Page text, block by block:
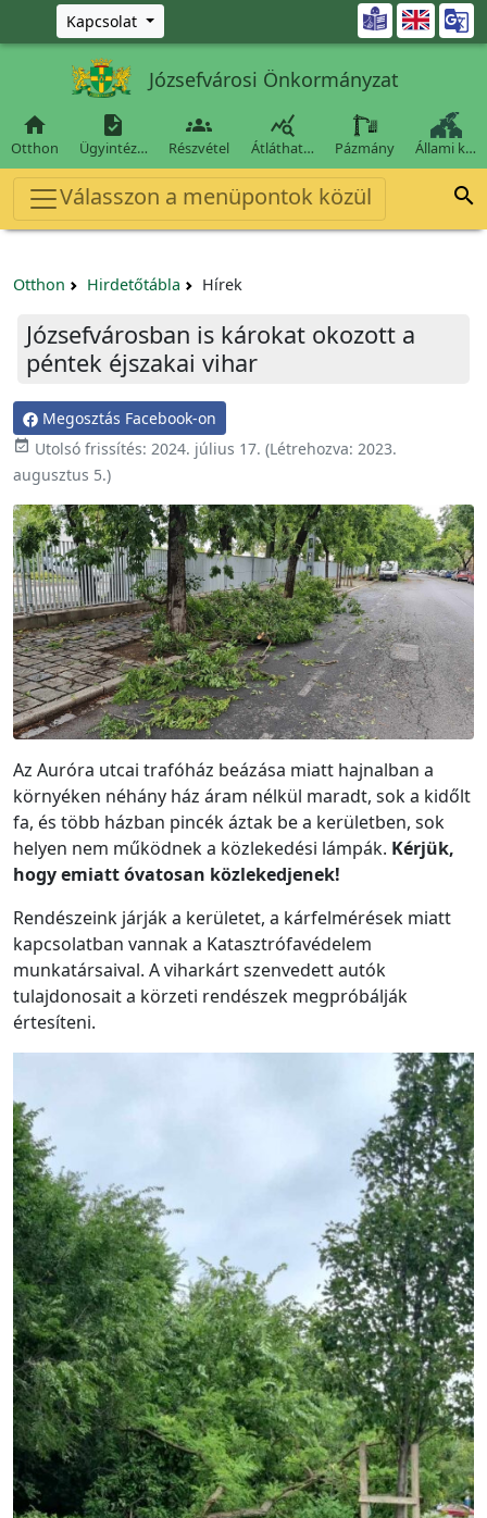
Ugrás a fő tartalomra
Kapcsolat 
Józsefvárosi Önkormányzat

Otthon

Ügyintéz…

Részvétel

Átláthat… Pázmány Állami k…
Válasszon a menüpontok közül 
Otthon Hirdetőtábla Hírek
Józsefvárosban is károkat okozott a
péntek éjszakai vihar
Megosztás Facebook-on
 Utolsó frissítés: 2024. július 17. (Létrehozva: 2023.
augusztus 5.)
Az Auróra utcai trafóház beázása miatt hajnalban a
környéken néhány ház áram nélkül maradt, sok a kidőlt
fa, és több házban pincék áztak be a kerületben, sok
helyen nem működnek a közlekedési lámpák. Kérjük,
hogy emiatt óvatosan közlekedjenek!
Rendészeink járják a kerületet, a kárfelmérések miatt
kapcsolatban vannak a Katasztrófavédelem
munkatársaival. A viharkárt szenvedett autók
tulajdonosait a körzeti rendészek megpróbálják
értesíteni.